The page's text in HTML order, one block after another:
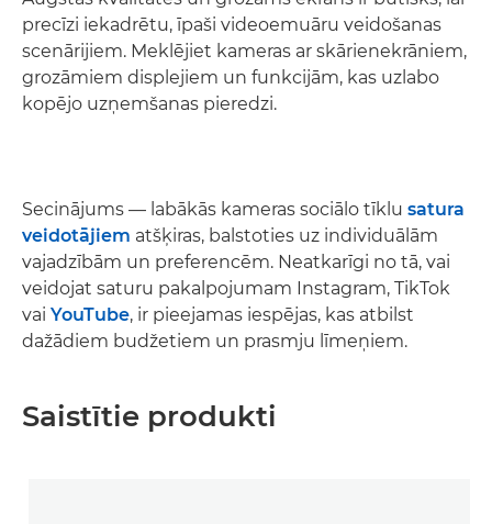
precīzi iekadrētu, īpaši videoemuāru veidošanas
scenārijiem. Meklējiet kameras ar skārienekrāniem,
grozāmiem displejiem un funkcijām, kas uzlabo
kopējo uzņemšanas pieredzi.
Secinājums — labākās kameras sociālo tīklu satura
veidotājiem atšķiras, balstoties uz individuālām
vajadzībām un preferencēm. Neatkarīgi no tā, vai
veidojat saturu pakalpojumam Instagram, TikTok
vai YouTube, ir pieejamas iespējas, kas atbilst
dažādiem budžetiem un prasmju līmeņiem.
Saistītie produkti